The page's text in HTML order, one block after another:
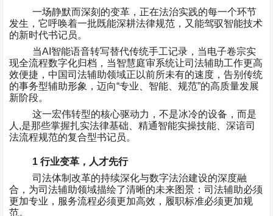
一场静默而深刻的变革，正在法治实践的每一个环节
发生，它呼唤着一批既能深耕法律规范，又能驾驭智能技术
的新时代书记员。
当AI 智能语音转写替代传统手工记录，当电子卷宗实
现全流程数字化归档，当智慧庭审系统让司法辅助工作更高
效便捷，中国司法辅助领域正以前所未有的速度，告别传统
的事务型辅助形象，迈向“专业、智能、规范”的高质量发展
新阶段。
这一宏伟转型的核心驱动力，不是冰冷的设备，而是
人 ,是那些掌握扎实法律基础、精通智能实操技能、深谙司
法流程规范的复合型书记员。
1 行业变革，人才先行
司法体制改革的持续深化与数字法治建设的深度融
合，为司法辅助领域描绘了清晰的未来图景：司法辅助必须
更加专业，服务流程必须更加高效，履职标准必须更加规
范。